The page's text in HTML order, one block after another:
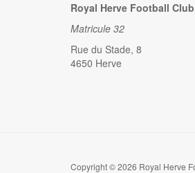
Royal Herve Football Club
Matricule 32
Rue du Stade, 8
4650 Herve
Copyright © 2026 Royal Herve